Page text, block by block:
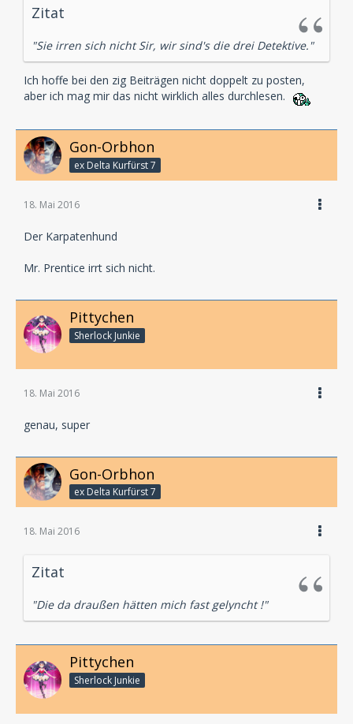
Zitat
"Sie irren sich nicht Sir, wir sind's die drei Detektive."
Ich hoffe bei den zig Beiträgen nicht doppelt zu posten,
aber ich mag mir das nicht wirklich alles durchlesen.
Gon-Orbhon
ex Delta Kurfürst 7
18. Mai 2016
Der Karpatenhund
Mr. Prentice irrt sich nicht.
Pittychen
Sherlock Junkie
18. Mai 2016
genau, super
Gon-Orbhon
ex Delta Kurfürst 7
18. Mai 2016
Zitat
"Die da draußen hätten mich fast gelyncht !"
Pittychen
Sherlock Junkie